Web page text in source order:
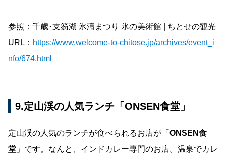
参照：千歳･支笏湖 氷濤まつり 氷の美術館 | ちとせの観光
URL： https://www.welcome-to-chitose.jp/archives/event_i
nfo/674.html
9.定山渓の人気ランチ「ONSEN食堂」
定山渓の人気のランチが食べられるお店が「 ONSEN食
堂 」です。なんと、インドカレー専門のお店。温泉でカレ